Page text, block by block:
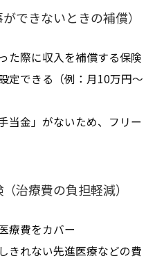
できないときの補償）
た際に収入を補償する保険
定できる（例：月10万円～
当金」がないため、フリー
治療費の負担軽減）
療費をカバー
きれない先進医療などの費